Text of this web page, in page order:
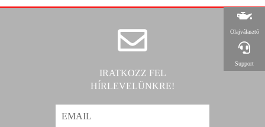
IRATKOZZ FEL
HÍRLEVELÜNKRE!
Olajválasztó
Support